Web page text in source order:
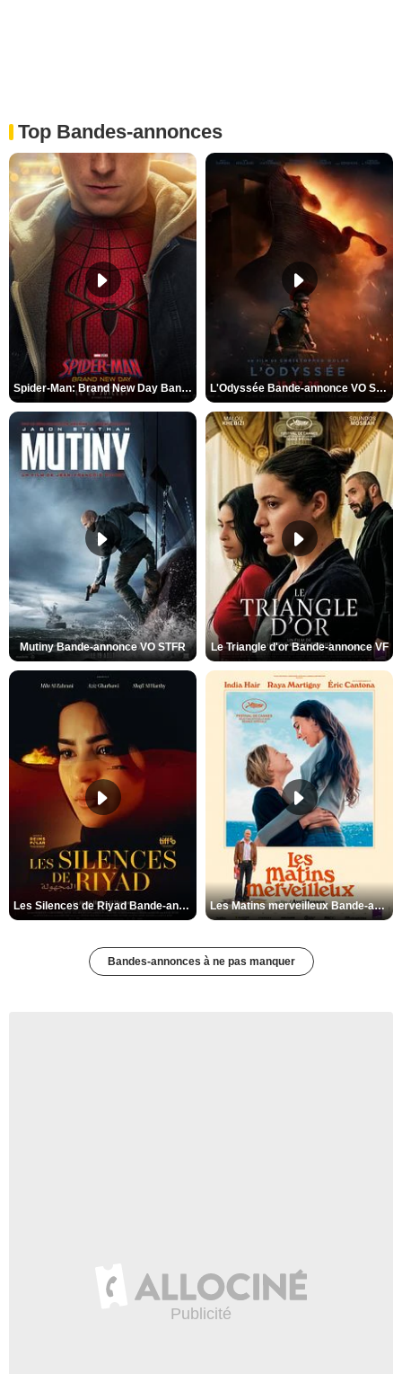
Top Bandes-annonces
Spider-Man: Brand New Day Bande-annonce VO STFR L'Odyssée Bande-annonce VO STFR
Mutiny Bande-annonce VO STFR Le Triangle d'or Bande-annonce VF
Les Silences de Riyad Bande-annonce VO STFR Les Matins merveilleux Bande-annonce VF
Bandes-annonces à ne pas manquer